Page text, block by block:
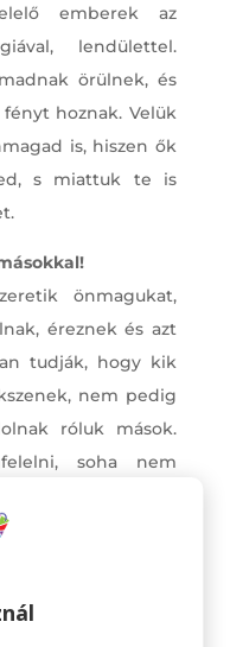
emberek az
lendülettel.
örülnek, és
hoznak. Velük
is, hiszen ők
s miattuk te is
önmagukat,
éreznek és azt
tudják, hogy kik
nem pedig
róluk mások.
soha nem
így nem
mások nem